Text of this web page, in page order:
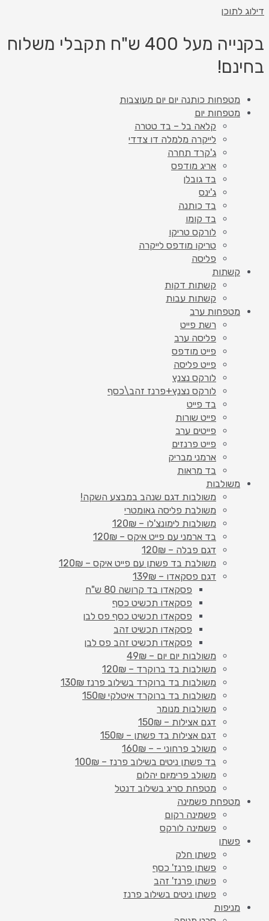
דילוג לתוכן
בקנייה מעל 400 ש"ח תקבלי משלוח
בחינם!
מטפחות כותנה יום יום מעוצבות
מטפחות יום
קלאה בל – בד טטרה
לייקרה מלמלה דו צדדי
ג'קרד תחרה
אריג מודפס
בד גובלן
ג'ינס
בד כותנה
בד קומו
לורקס טריקו
טריקו מודפס לייקרה
פליסה
קשתות
קשתות דקות
קשתות עבות
מטפחות ערב
רשת פייט
פליסה ערב
פייט מודפס
פייט פליסה
לורקס נצנץ
לורקס נצנץ+פרנז זהב\כסף
בד פייט
פייט שורות
פייטים ערב
פייט פרנזים
ארמני מבריק
בד מראות
משולבות
משולבות דגם שנהב במבצע השקה!
משולבת פליסה גאומטרי
משולבות לימונצ'לו – 120₪
בד ארמני עם פייט איקס – 120₪
דגם פבלה – 120₪
משולבת בד פשתן עם פייט איקס – 120₪
דגם פסקאדו – 139₪
פסקאדו בד קרושה 80 ש"ח
פסקאדו תכשיט כסף
פסקאדו תכשיט כסף פס לבן
פסקאדו תכשיט זהב
פסקאדו תכשיט זהב פס לבן
משולבות יום יום – 49₪
משולבות בד ברוקרד – 120₪
משולבות בד ברוקרד בשילוב פרנז 130₪
משולבות בד ברוקרד איטלקי 150₪
משולבות מנומר
דגם אצילות – 150₪
דגם אצילות בד פשתן – 150₪
משולב פרחוני – – 160₪
בד פשתן ניטים בשילוב פרנז – 100₪
משולב פרימיום יהלום
מטפחת סריג בשילוב דנטל
מטפחת פשמינה
פשמינה רקום
פשמינה לורקס
פשתן
פשתן חלק
פשתן פרנז' כסף
פשתן פרנז' זהב
פשתן ניטים בשילוב פרנז
מניפות